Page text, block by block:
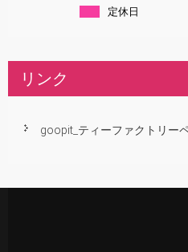
定休日
リンク
goopit_ティーファクトリー